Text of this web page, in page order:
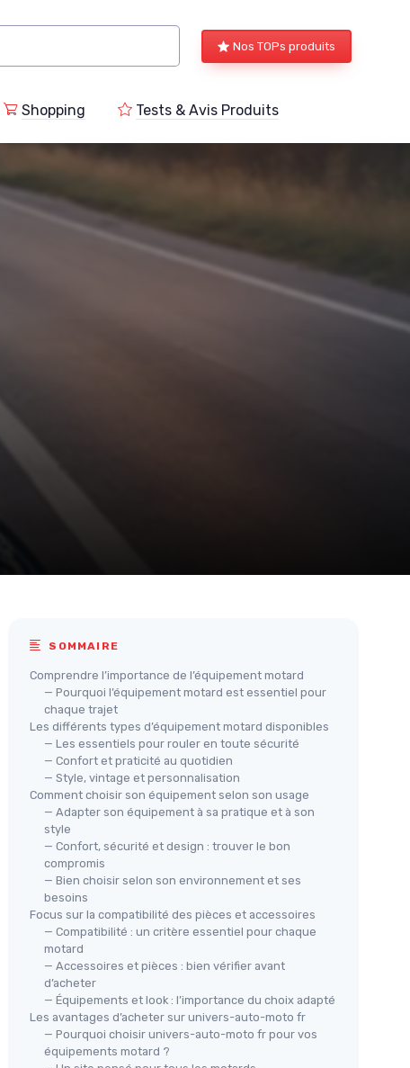
Nos TOPs produits
Shopping Tests & Avis Produits
SOMMAIRE
Comprendre l’importance de l’équipement motard
— Pourquoi l’équipement motard est essentiel pour
chaque trajet
Les différents types d’équipement motard disponibles
— Les essentiels pour rouler en toute sécurité
— Confort et praticité au quotidien
— Style, vintage et personnalisation
Comment choisir son équipement selon son usage
— Adapter son équipement à sa pratique et à son
style
— Confort, sécurité et design : trouver le bon
compromis
— Bien choisir selon son environnement et ses
besoins
Focus sur la compatibilité des pièces et accessoires
— Compatibilité : un critère essentiel pour chaque
motard
— Accessoires et pièces : bien vérifier avant
d’acheter
— Équipements et look : l’importance du choix adapté
Les avantages d’acheter sur univers-auto-moto fr
— Pourquoi choisir univers-auto-moto fr pour vos
équipements motard ?